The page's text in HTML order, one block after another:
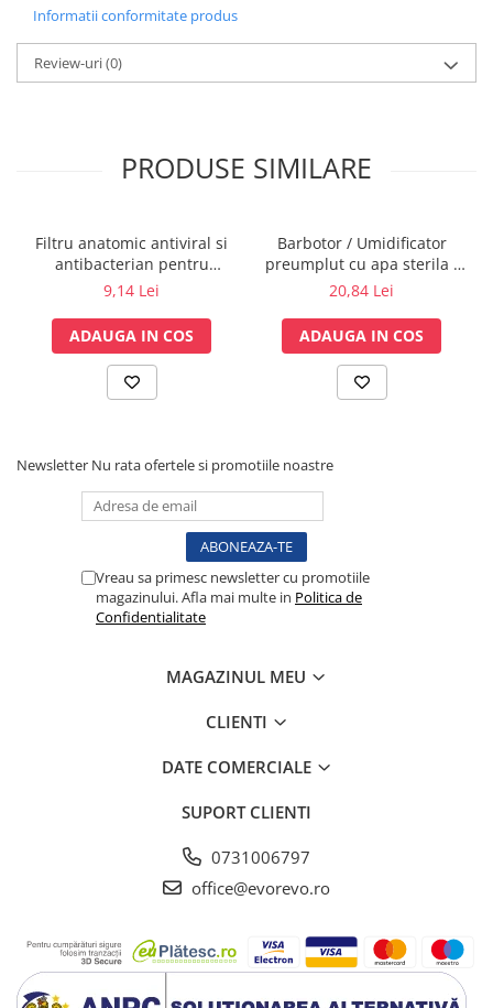
Electrozi neutri
Electrocautere
Radiocautere
Consumabile medicale si Accesorii
Hartie
Accesorii pentru perfuzie
Filtre antibacteriene si antivirale
Ochelari de protectie
Sonde TOCO
Spirometrie
Investigare si diagnostic
Diapazon
Set ORL/Oftalmo
Informatii conformitate produs
Review-uri(0)
PRODUSE SIMILARE
Filtru anatomic antiviral si
antibacterian pentru
spirometrie – int. Ø 27,5mm
9,14 Lei
ADAUGA IN COS
Barbotor / Umidificator
preumplut cu apa sterila -
350 ml - Amsino
20,84 Lei
ADAUGA IN COS
Newsletter Nu rata ofertele si promotiile noastre
Vreau sa primesc newsletter cu promotiile
magazinului. Afla mai multe in Politica de
Confidentialitate
MAGAZINUL MEU
CLIENTI
DATE COMERCIALE
SUPORT CLIENTI
0731006797
office@evorevo.ro